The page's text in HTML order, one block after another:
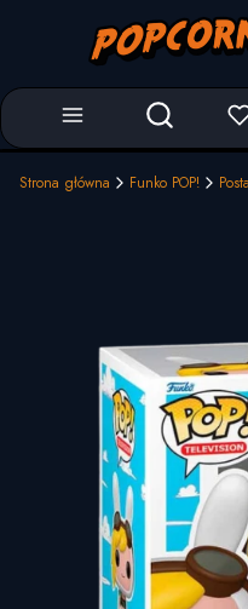
Otwórz
Strona główna Funko POP!